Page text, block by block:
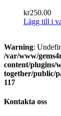
kr250.00
Lägg till i
Warning:
/var/www/
content/plugins/
together/public/
117
Kontakta oss